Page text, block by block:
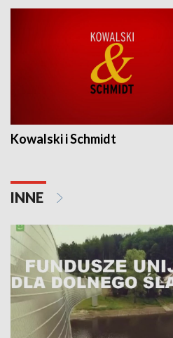
Kowalski i Schmidt
INNE